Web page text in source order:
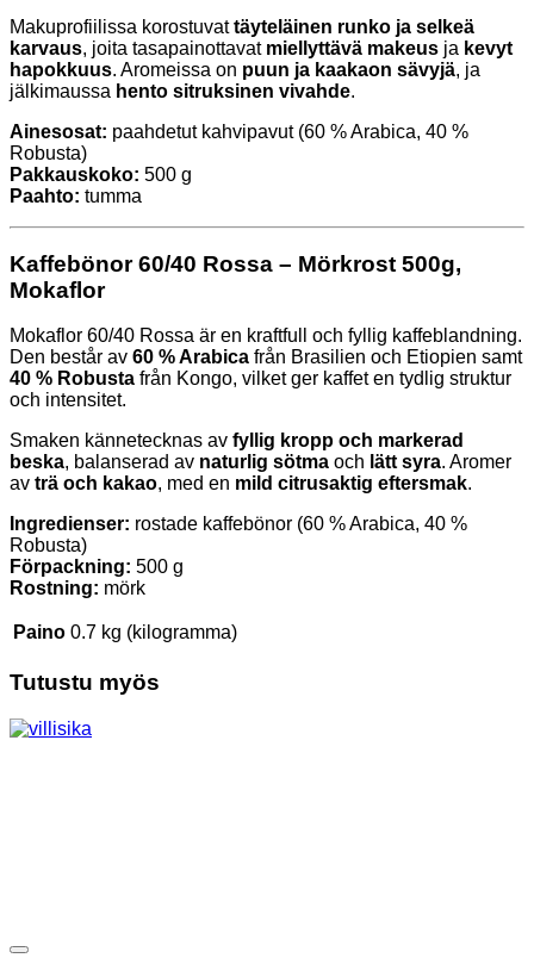
Makuprofiilissa korostuvattäyteläinen runko ja selkeä
karvaus, joita tasapainottavat miellyttävä makeus ja kevyt
hapokkuus. Aromeissa on puun ja kaakaon sävyjä, ja
jälkimaussa hento sitruksinen vivahde.
Ainesosat: paahdetut kahvipavut (60 % Arabica, 40 %
Robusta)
Pakkauskoko: 500 g
Paahto: tumma
Kaffebönor 60/40 Rossa – Mörkrost 500g,
Mokaflor
Mokaflor 60/40 Rossa är en kraftfull och fyllig kaffeblandning.
Den består av 60 % Arabica från Brasilien och Etiopien samt
40 % Robusta från Kongo, vilket ger kaffet en tydlig struktur
och intensitet.
Smaken kännetecknas av fyllig kropp och markerad
beska, balanserad av naturlig sötma och lätt syra. Aromer
av trä och kakao, med en mild citrusaktig eftersmak.
Ingredienser: rostade kaffebönor (60 % Arabica, 40 %
Robusta)
Förpackning: 500 g
Rostning: mörk
Paino 0.7 kg (kilogramma)
Tutustu myös